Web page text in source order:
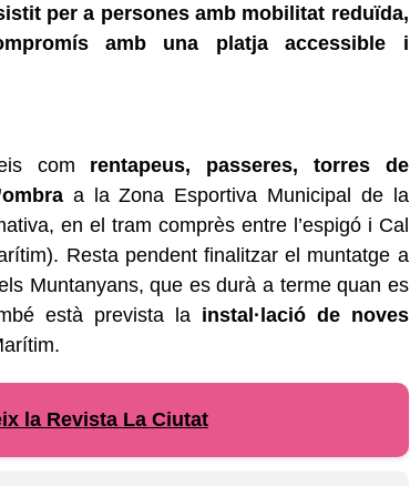
per a persones amb mobilitat reduïda,
amb una platja accessible i
com rentapeus, passeres, torres de
a la Zona Esportiva Municipal de la
en el tram comprès entre l’espigó i Cal
Resta pendent finalitzar el muntatge a
Muntanyans, que es durà a terme quan es
està prevista la instal·lació de noves
la Revista La Ciutat